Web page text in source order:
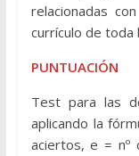
relacionadas
currículo de toda
PUNTUACIÓN
Test para las
aplicando la
aciertos, e = nº